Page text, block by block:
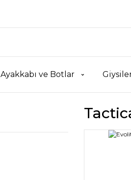
Ayakkabı ve Botlar